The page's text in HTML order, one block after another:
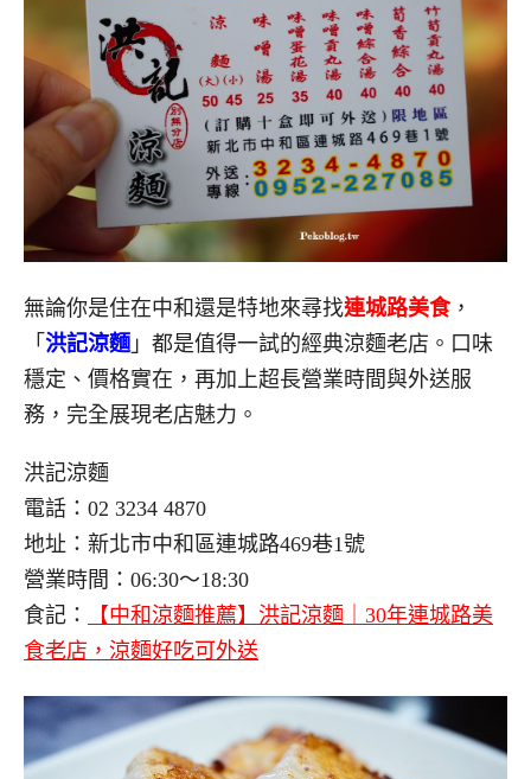
無論你是住在中和還是特地來尋找連城路美食，
「 洪記涼麵 」都是值得一試的經典涼麵老店。口味
穩定、價格實在，再加上超長營業時間與外送服
務，完全展現老店魅力。
洪記涼麵
電話：02 3234 4870
地址：新北市中和區連城路469巷1號
營業時間：06:30～18:30
食記：
【中和涼麵推薦】洪記涼麵｜30年連城路美
食老店，涼麵好吃可外送